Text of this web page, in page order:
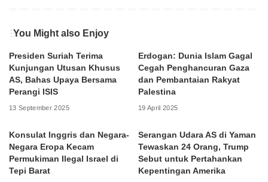
You Might also Enjoy
Presiden Suriah Terima
Kunjungan Utusan Khusus
AS, Bahas Upaya Bersama
Perangi ISIS
13 September 2025
Erdogan: Dunia Islam Gagal
Cegah Penghancuran Gaza
dan Pembantaian Rakyat
Palestina
19 April 2025
Konsulat Inggris dan Negara-
Negara Eropa Kecam
Permukiman Ilegal Israel di
Tepi Barat
Serangan Udara AS di Yaman
Tewaskan 24 Orang, Trump
Sebut untuk Pertahankan
Kepentingan Amerika